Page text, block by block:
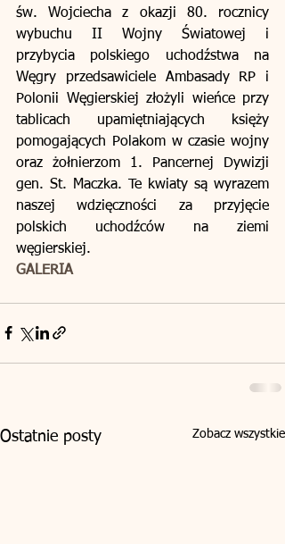
św. Wojciecha z okazji 80. rocznicy
wybuchu II Wojny Światowej i
przybycia polskiego uchodźstwa na
Węgry przedsawiciele Ambasady RP i
Polonii Węgierskiej złożyli wieńce przy
tablicach upamiętniających księży
pomogających Polakom w czasie wojny
oraz żołnierzom 1. Pancernej Dywizji
gen. St. Maczka. Te kwiaty są wyrazem
naszej wdzięczności za przyjęcie
polskich uchodźców na ziemi
węgierskiej.
GALERIA
Ostatnie posty Zobacz wszystkie